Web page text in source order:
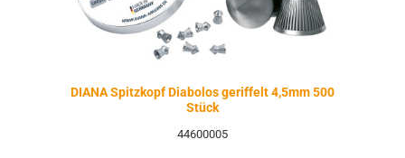
DIANA Spitzkopf Diabolos geriffelt 4,5mm 500
Stück
44600005